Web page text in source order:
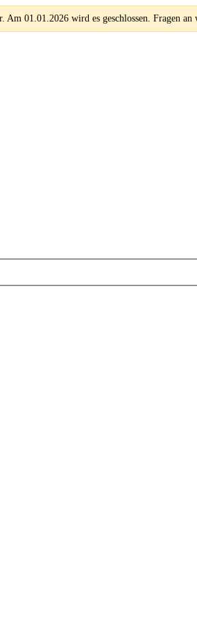
01.01.2026 wird es geschlossen. Fragen